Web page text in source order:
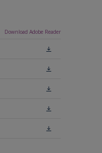
Download Adobe Reader